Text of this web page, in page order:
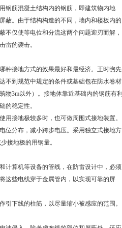
钢筋混凝土结构内的钢筋，即建筑物内地
蔽。由于结构构造的不同，墙内和楼板内的
不仅使等电位和分流这两个问题迎刃而解，
雷的袭击。
接地方式的效果最好和最经济。王时煦先
不到规范中规定的条件或基础包在防水卷材
物3m以外）。接地体靠近基础内的钢筋有利
础的稳定性。
接地极较多时，也可做周围式接地装置。
位分布，减小跨步电压。采用独立式接地方
接地极的用钢量。
算机等设备的管线，在防雷设计中，必须
这些电线穿于金属管内，以实现可靠的屏
下线的柱筋，以尽量缩小被感应的范围。